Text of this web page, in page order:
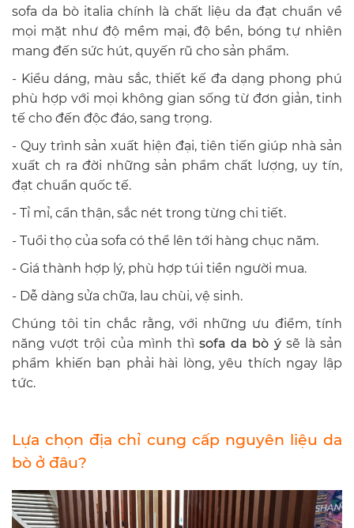
sofa da bò italia chính là chất liệu da đạt chuẩn về
mọi mặt như độ mềm mại, độ bền, bóng tự nhiên
mang đến sức hút, quyến rũ cho sản phẩm.
- Kiểu dáng, màu sắc, thiết kế đa dạng phong phú
phù hợp với mọi không gian sống từ đơn giản, tinh
tế cho đến độc đáo, sang trọng.
- Quy trình sản xuất hiện đại, tiên tiến giúp nhà sản
xuất ch ra đời những sản phẩm chất lượng, uy tín,
đạt chuẩn quốc tế.
- Tỉ mỉ, cẩn thận, sắc nét trong từng chi tiết.
- Tuổi thọ của sofa có thể lên tới hàng chục năm.
- Giá thành hợp lý, phù hợp túi tiền người mua.
- Dễ dàng sửa chữa, lau chùi, vệ sinh.
Chúng tôi tin chắc rằng, với những ưu điểm, tính
năng vượt trội của mình thì sofa da bò ýsẽ là sản
phẩm khiến bạn phải hài lòng, yêu thích ngay lập
tức.
Lựa chọn địa chỉ cung cấp nguyên liệu da
bò ở đâu?